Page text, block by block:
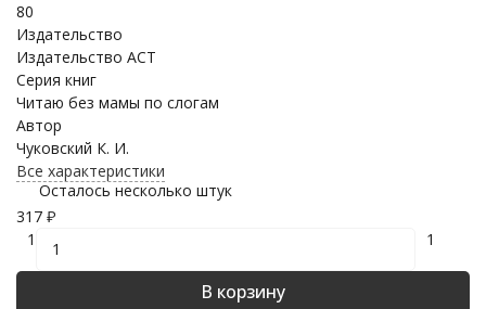
80
Издательство
Издательство АСТ
Серия книг
Читаю без мамы по слогам
Автор
Чуковский К. И.
Все характеристики
Осталось несколько штук
317 ₽
1
1
В корзину